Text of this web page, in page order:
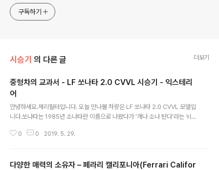
구독하기
시승기 의 다른 글 더보기
중형차의 교과서 - LF 쏘나타 2.0 CVVL 시승기 - 익스테리
어
안녕하세요.체리필터입니다. 오늘 만나볼 차량은 LF 쏘나타 2.0 CVVL 모델입
니다.쏘나타는 1985년 소나타란 이름으로 나왔다가 ‘개나 소나 탄다’라는 뉘앙
중형차의 교과서와도 같은 역사를 써오고 있습니다. (http://navercast.nave
때, 드 넓은 실내 공간에 놀랬던 기억이 있는데, 넓은 공간과 편리한 옵션등을 기
0 0 2019. 5. 29.
다양한 매력의 소유자 – 페라리 캘리포니아(Ferrari Califor